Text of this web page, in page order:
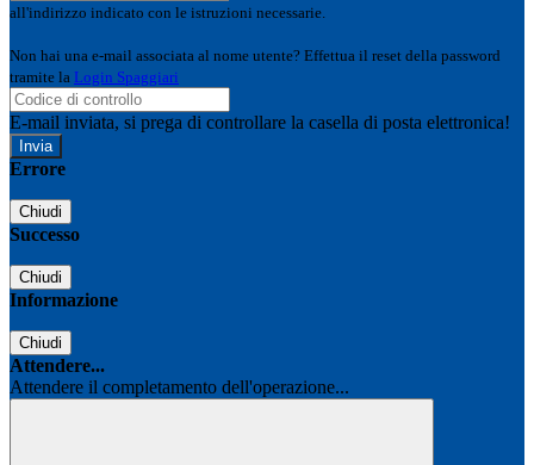
all'indirizzo indicato con le istruzioni necessarie.
Non hai una e-mail associata al nome utente? Effettua il reset della password
tramite la Login Spaggiari
E-mail inviata, si prega di controllare la casella di posta elettronica!
Errore
Chiudi
Successo
Chiudi
Informazione
Chiudi
Attendere...
Attendere il completamento dell'operazione...